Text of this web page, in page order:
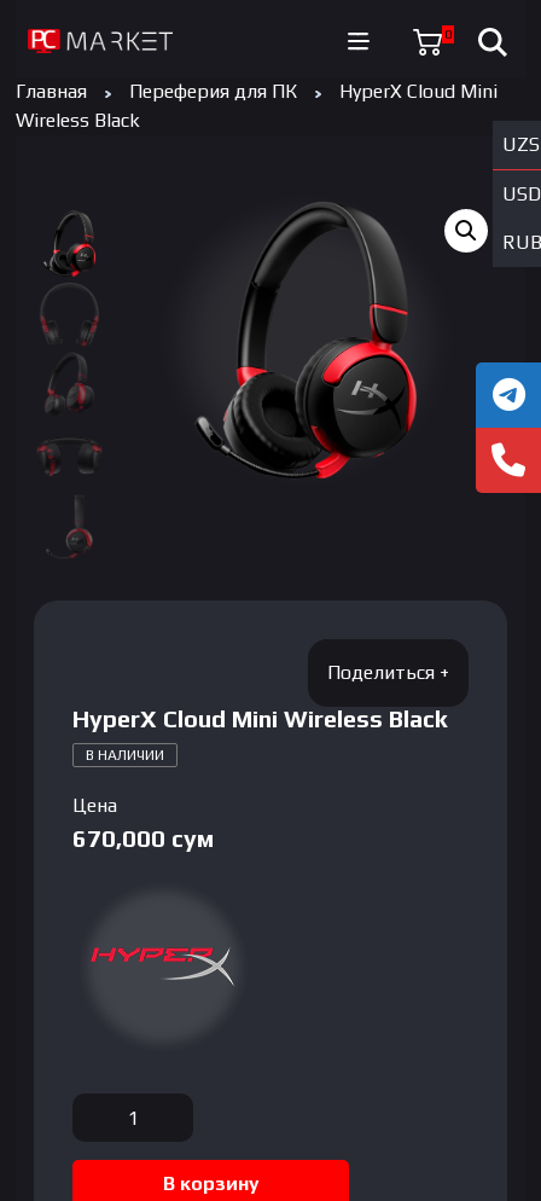
0
UZS
USD
RUB
Главная Переферия для ПК
HyperX Cloud Mini
Wireless Black
HyperX Cloud Mini Wireless Black
В НАЛИЧИИ
Цена
670,000 сум
Количество
товара
HyperX
В корзину